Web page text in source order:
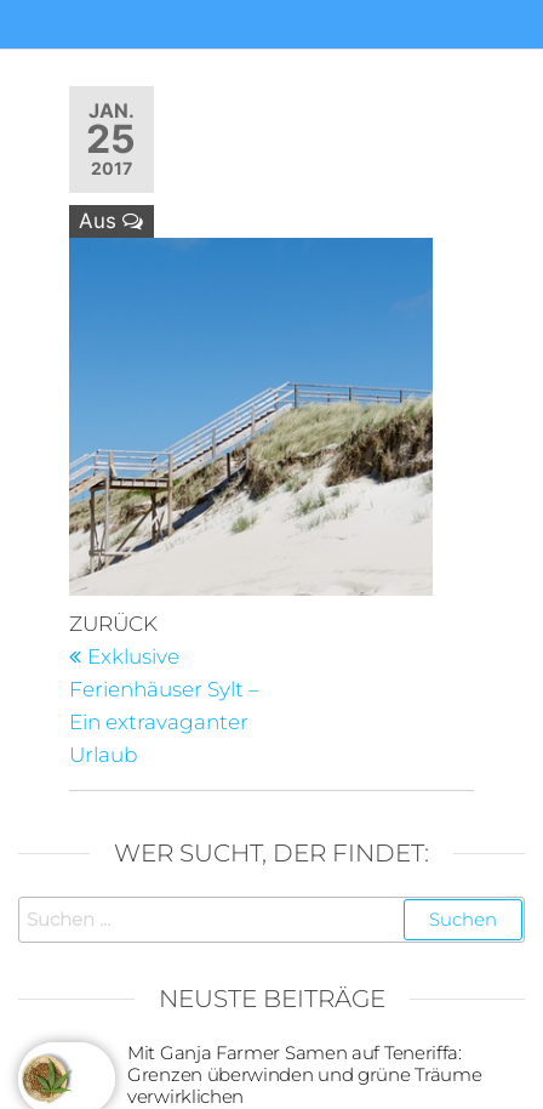
JAN.
25
2017
Aus
Beitragsnavigation
Vorheriger
Beitrag
ZURÜCK
Exklusive
Ferienhäuser Sylt –
Ein extravaganter
Urlaub
WER SUCHT, DER FINDET:
Suchen
nach:
NEUSTE BEITRÄGE
Mit Ganja Farmer Samen auf Teneriffa:
Grenzen überwinden und grüne Träume
verwirklichen